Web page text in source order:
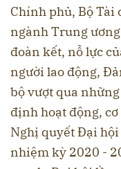
Chính phủ, Bộ Tài
ngành Trung
đoàn kết, nỗ lực
người lao động,
bộ vượt qua
định hoạt động,
Nghị quyết Đại
nhiệm kỳ 2020 -